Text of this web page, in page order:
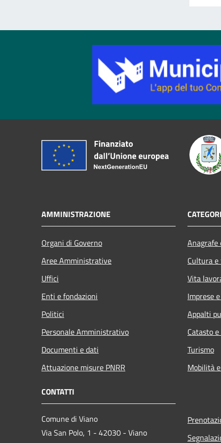
AMMINISTRAZIONE
Organi di Governo
Aree Amministrative
Uffici
Enti e fondazioni
Politici
Personale Amministrativo
Documenti e dati
Attuazione misure PNRR
Cultura
Vita
Imprese
Appalti
Catasto
Turismo
Mobilità
CONTATTI
Comune di Viano
Via San Polo, 1 - 42030 - Viano